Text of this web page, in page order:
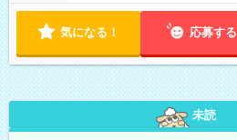
気になる！ 応募する
未読